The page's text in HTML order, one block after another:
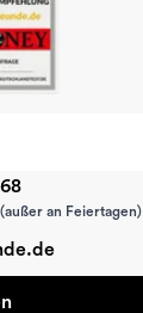
an Feiertagen)